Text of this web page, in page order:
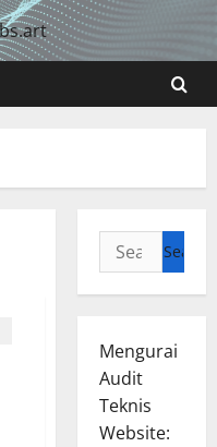
Search
for:
Mengurai
Audit
Teknis
Website: